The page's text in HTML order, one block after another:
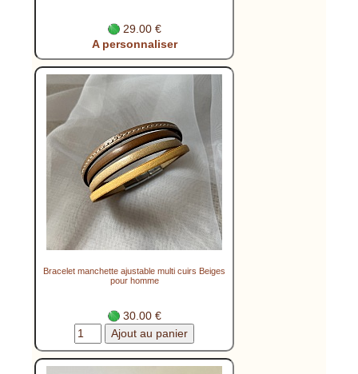
29.00 €
A personnaliser
Bracelet manchette ajustable multi cuirs Beiges
pour homme
30.00 €